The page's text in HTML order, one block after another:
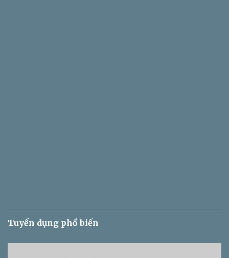
Tuyển dụng phổ biến